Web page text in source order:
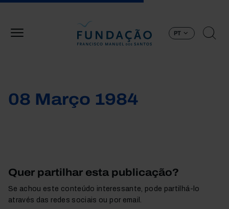
PT
08 Março 1984
Quer partilhar esta publicação?
Se achou este conteúdo interessante, pode partilhá-lo
através das redes sociais ou por email.